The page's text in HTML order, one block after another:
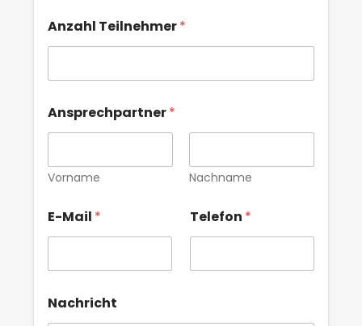
n
m
l
u
n
g
n
z
h
*
Anzahl Teilnehmer*
Ansprechpartner*
Vorname Nachname
E-Mail * Telefon *
Nachricht